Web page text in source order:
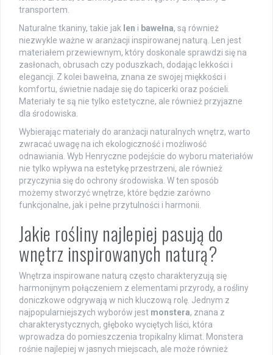
transportem.
Naturalne tkaniny, takie jak len i bawełna, są również
niezwykle ważne w aranżacji inspirowanej naturą. Len jest
materiałem przewiewnym, który doskonale sprawdzi się na
zasłonach, obrusach czy poduszkach, dodając lekkości i
elegancji. Z kolei bawełna, znana ze swojej miękkości i
komfortu, świetnie nadaje się do tapicerki oraz pościeli.
Materiały te są nie tylko estetyczne, ale również przyjazne
dla środowiska.
Wybierając materiały do aranżacji naturalnych wnętrz, warto
zwracać uwagę na ich ekologiczność i możliwość
odnawiania. Wyb Henryczne podejście do wyboru materiałów
nie tylko wpływa na estetykę przestrzeni, ale również
przyczynia się do ochrony środowiska. W ten sposób
możemy stworzyć wnętrze, które będzie zarówno
funkcjonalne, jak i pełne przytulności i harmonii.
Jakie rośliny najlepiej pasują do
wnętrz inspirowanych naturą?
Wnętrza inspirowane naturą często charakteryzują się
harmonijnym połączeniem z elementami przyrody, a rośliny
doniczkowe odgrywają w nich kluczową rolę. Jednym z
najpopularniejszych wyborów jest monstera, znana z
charakterystycznych, głęboko wyciętych liści, która
wprowadza do pomieszczenia tropikalny klimat. Monstera
rośnie najlepiej w jasnych miejscach, ale może również